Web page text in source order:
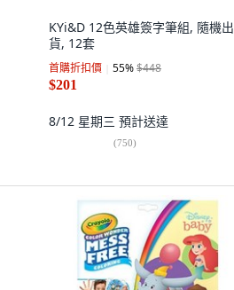
KYi&D 12色英雄簽字筆組, 隨機出
貨, 12套
首購折扣價 55%$448
$201
8/12 星期三 預計送達
(750)